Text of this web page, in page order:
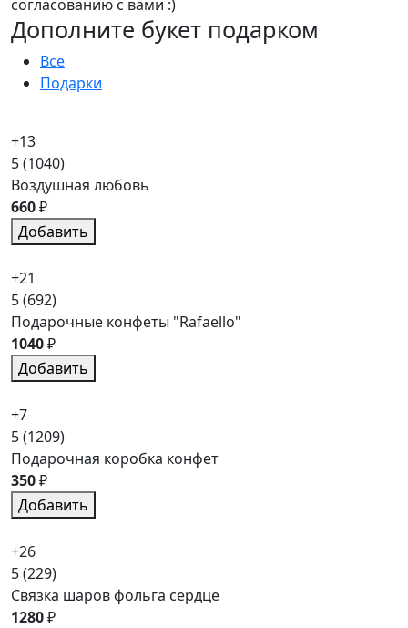
согласованию с вами :)
Дополните букет подарком
Все
Подарки
+13
5(1040)
Воздушная любовь
660₽
Добавить
+21
5(692)
Подарочные конфеты "Rafaello"
1040₽
Добавить
+7
5(1209)
Подарочная коробка конфет
350₽
Добавить
+26
5(229)
Связка шаров фольга сердце
1280₽